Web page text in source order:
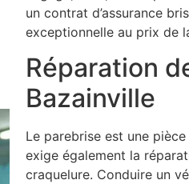
un contrat d’assurance
exceptionnelle au prix de
Réparation
Bazainville
Le parebrise est une
exige également la
craquelure. Conduire un